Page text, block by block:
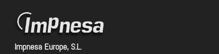
Impnesa Europe, S.L.